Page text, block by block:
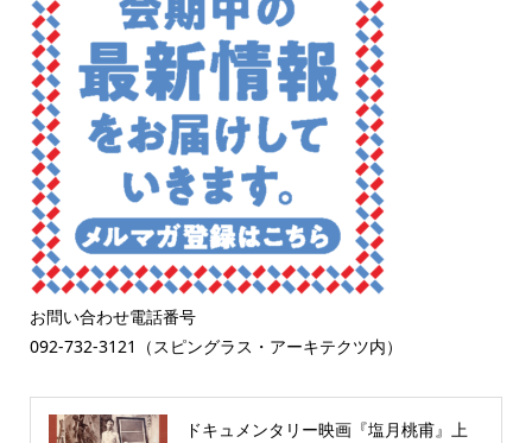
お問い合わせ電話番号
092-732-3121（スピングラス・アーキテクツ内）
ドキュメンタリー映画『塩月桃甫』上